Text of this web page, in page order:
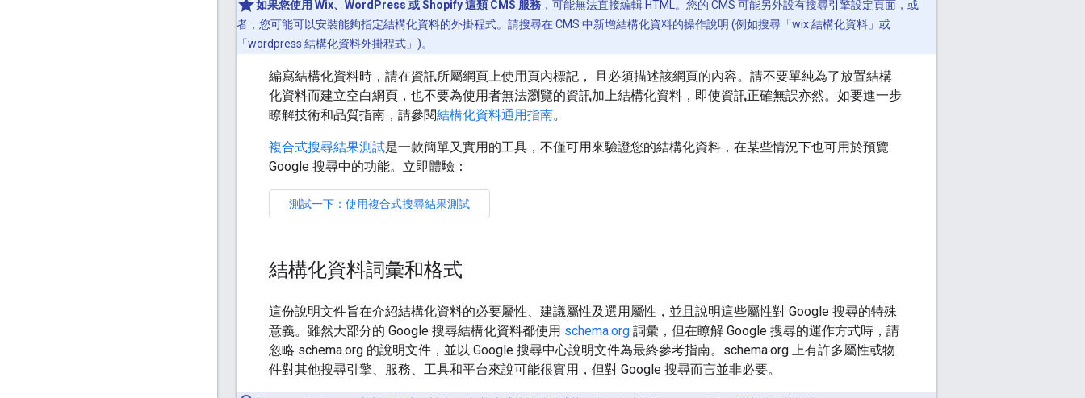
如果您使用 Wix、WordPress 或 Shopify 這類 CMS 服務 ，可能無法直接編輯 HTML。您的 CMS 可能另外設有搜尋引擎設定頁面，或
者，您可能可以安裝能夠指定結構化資料的外掛程式。請搜尋在 CMS 中新增結構化資料的操作說明 (例如搜尋「wix 結構化資料」或
「wordpress 結構化資料外掛程式」)。
編寫結構化資料時，請在資訊所屬網頁上使用頁內標記， 且必須描述該網頁的內容。請不要單純為了放置結構
化資料而建立空白網頁，也不要為使用者無法瀏覽的資訊加上結構化資料，即使資訊正確無誤亦然。如要進一步
瞭解技術和品質指南，請參閱結構化資料通用指南。
複合式搜尋結果測試是一款簡單又實用的工具，不僅可用來驗證您的結構化資料，在某些情況下也可用於預覽
Google 搜尋中的功能。立即體驗：
結構化資料詞彙和格式
這份說明文件旨在介紹結構化資料的必要屬性、建議屬性及選用屬性，並且說明這些屬性對 Google 搜尋的特殊
意義。雖然大部分的 Google 搜尋結構化資料都使用 schema.org 詞彙，但在瞭解 Google 搜尋的運作方式時，請
忽略 schema.org 的說明文件，並以 Google 搜尋中心說明文件為最終參考指南。schema.org 上有許多屬性或物
件對其他搜尋引擎、服務、工具和平台來說可能很實用，但對 Google 搜尋而言並非必要。